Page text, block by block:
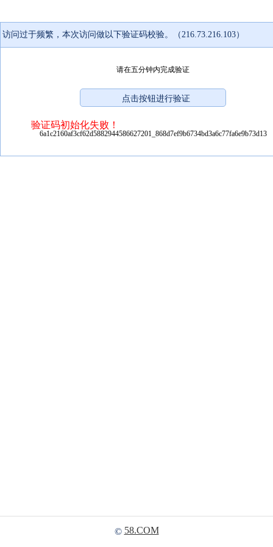
访问过于频繁，本次访问做以下验证码校验。（216.73.216.103）
请在五分钟内完成验证
验证码初始化失败！
6a1c2160af3cf62d5882944586627201_868d7ef9b6734bd3a6c77fa6e9b73d13
© 58.COM